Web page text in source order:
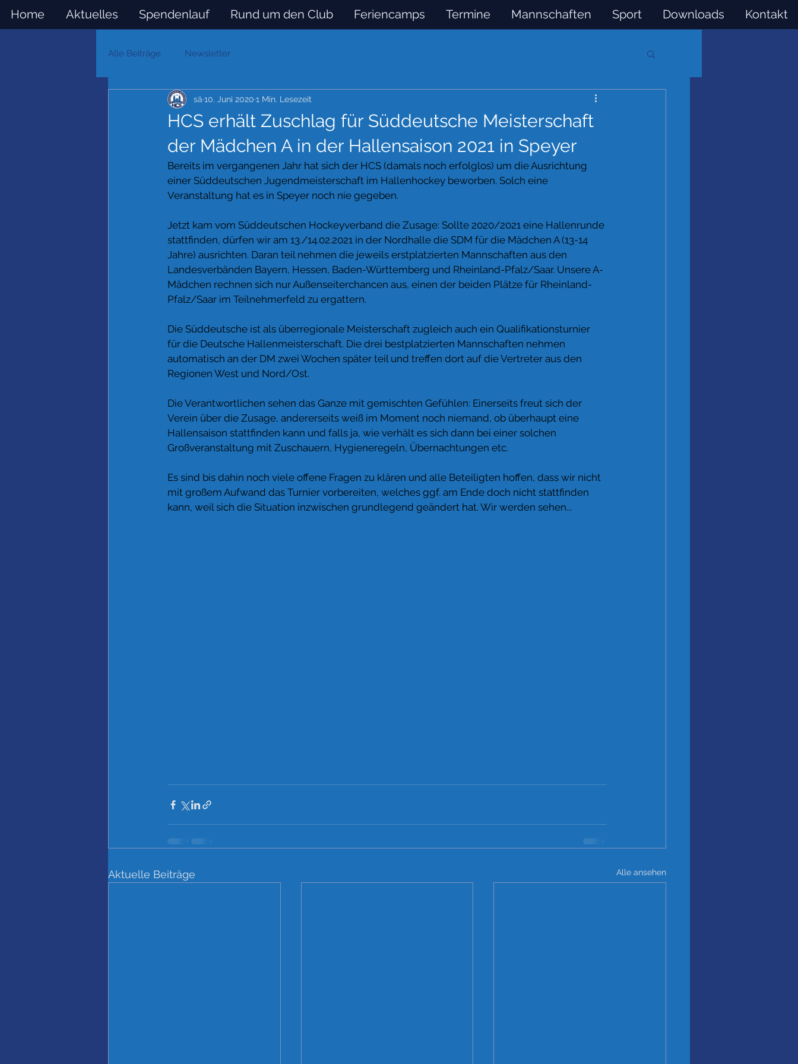
Home Aktuelles Spendenlauf Rund um den Club Feriencamps Termine Mannschaften Sport Downloads Kontakt
Alle Beiträge Newsletter
HCS erhält Zuschlag für Süddeutsche Meisterschaft
der Mädchen A in der Hallensaison 2021 in Speyer
sä 10. Juni 2020 1 Min. Lesezeit
Bereits im vergangenen Jahr hat sich der HCS (damals noch erfolglos) um die Ausrichtung
einer Süddeutschen Jugendmeisterschaft im Hallenhockey beworben. Solch eine
Veranstaltung hat es in Speyer noch nie gegeben.
Jetzt kam vom Süddeutschen Hockeyverband die Zusage: Sollte 2020/2021 eine Hallenrunde
stattfinden, dürfen wir am 13./14.02.2021 in der Nordhalle die SDM für die Mädchen A (13-14
Jahre) ausrichten. Daran teil nehmen die jeweils erstplatzierten Mannschaften aus den
Landesverbänden Bayern, Hessen, Baden-Württemberg und Rheinland-Pfalz/Saar. Unsere A-
Mädchen rechnen sich nur Außenseiterchancen aus, einen der beiden Plätze für Rheinland-
Pfalz/Saar im Teilnehmerfeld zu ergattern.
Die Süddeutsche ist als überregionale Meisterschaft zugleich auch ein Qualifikationsturnier
für die Deutsche Hallenmeisterschaft. Die drei bestplatzierten Mannschaften nehmen
automatisch an der DM zwei Wochen später teil und treffen dort auf die Vertreter aus den
Regionen West und Nord/Ost.
Die Verantwortlichen sehen das Ganze mit gemischten Gefühlen: Einerseits freut sich der
Verein über die Zusage, andererseits weiß im Moment noch niemand, ob überhaupt eine
Hallensaison stattfinden kann und falls ja, wie verhält es sich dann bei einer solchen
Großveranstaltung mit Zuschauern, Hygieneregeln, Übernachtungen etc.
Es sind bis dahin noch viele offene Fragen zu klären und alle Beteiligten hoffen, dass wir nicht
mit großem Aufwand das Turnier vorbereiten, welches ggf. am Ende doch nicht stattfinden
kann, weil sich die Situation inzwischen grundlegend geändert hat. Wir werden sehen...
Aktuelle Beiträge Alle ansehen